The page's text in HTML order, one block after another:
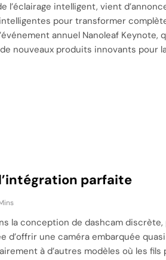
l’éclairage intelligent, vient
pour transformer
annuel Nanoleaf Keynote,
nouveaux produits innovants pour
parfaite
la conception de dashcam
d’offrir une caméra embarquée
à d’autres modèles où les